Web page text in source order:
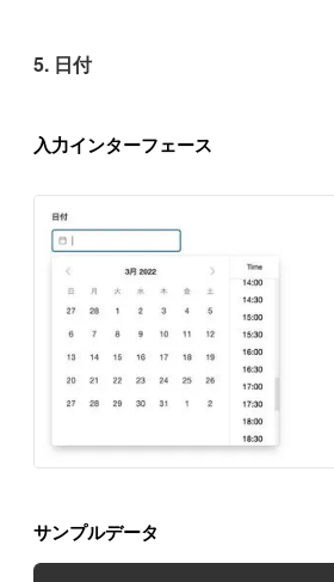
5. 日付
入力インターフェース
サンプルデータ